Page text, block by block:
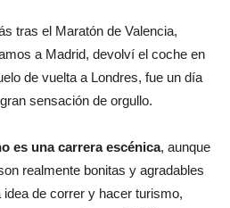
tras el Maratón de Valencia,
a Madrid, devolví el coche en
de vuelta a Londres, fue un día
sensación de orgullo.
es una carrera escénica, aunque
realmente bonitas y agradables
de correr y hacer turismo,